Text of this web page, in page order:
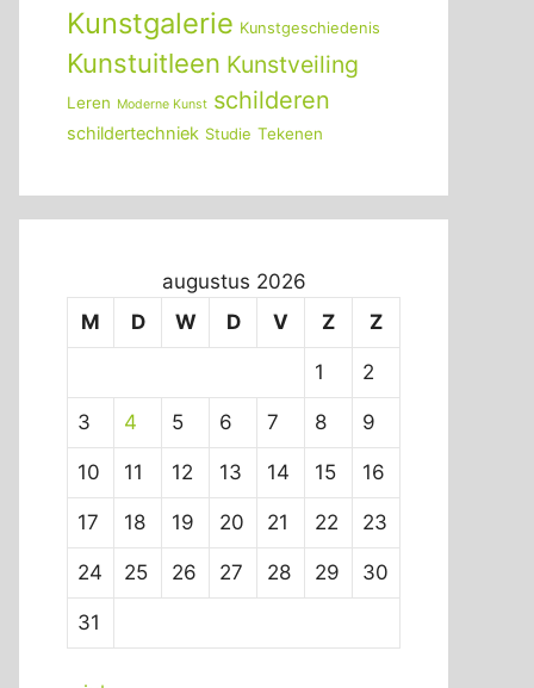
Kunstgalerie Kunstgeschiedenis
Kunstuitleen Kunstveiling
Leren Moderne Kunst schilderen
schildertechniek Studie Tekenen
augustus 2026
M
D W D V Z Z
1 2
3 4 5 6 7 8 9
10 11 12 13 14 15 16
17 18 19 20 21 22 23
24 25 26 27 28 29 30
31